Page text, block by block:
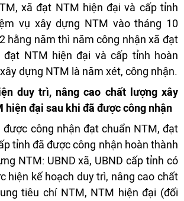
xã đạt NTM hiện đại và cấp tỉnh
vụ xây dựng NTM vào tháng 10
hằng năm thì năm công nhận xã đạt
đạt NTM hiện đại và cấp tỉnh hoàn
dựng NTM là năm xét, công nhận.
duy trì, nâng cao chất lượng xây
hiện đại sau khi đã được công nhận
được công nhận đạt chuẩn NTM, đạt
tỉnh đã được công nhận hoàn thành
NTM: UBND xã, UBND cấp tỉnh có
hiện kế hoạch duy trì, nâng cao chất
tiêu chí NTM, NTM hiện đại (đối